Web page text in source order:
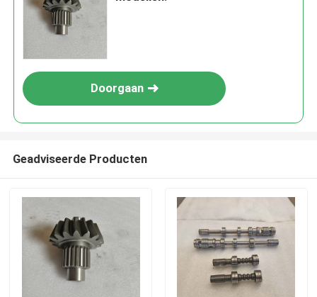
Doorgaan
Geadviseerde Producten